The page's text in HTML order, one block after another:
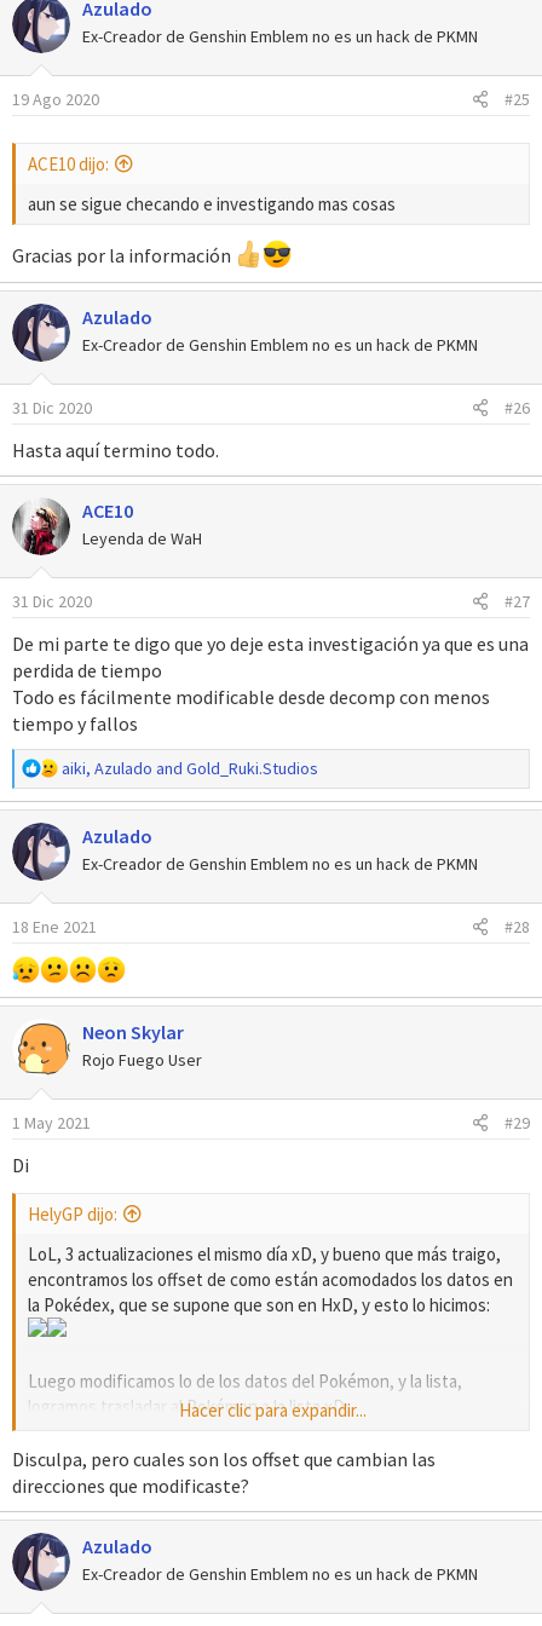
Spoiler:
------------
Spoiler:
Spoiler:Agradecimientos
PD: Esto fue gracias, a que mi amigo
muchos agradecimientos a el.
PD2: cosa que olvidé mencionar, fue que la ultima paleta, solo
cambia el menú cuando ya tienes activada la Pokédex nacional,
pero de lo contrario, anda todo bien, y con la Pokédex Regional
se cambia el color de arriba de la barra, con uno de los colores de
la primera paleta, espero no ser de molestias, aunque
mayormente se usa la Pokédex Nacional, así que bueno, es todo.​
Azulado
Ex-Creador de Genshin Emblem no es un hack de PKMN
19 Ago 2020 #25
ACE10 dijo:
aun se sigue checando e investigando mas cosas
Gracias por la información
Azulado
Ex-Creador de Genshin Emblem no es un hack de PKMN
31 Dic 2020 #26
Hasta aquí termino todo.
ACE10
Leyenda de WaH
31 Dic 2020 #27
De mi parte te digo que yo deje esta investigación ya que es una
perdida de tiempo
Todo es fácilmente modificable desde decomp con menos
tiempo y fallos
R
e
a
c
c
o
n
s
:
aiki, Azulado and Gold_Ruki.Studios
Azulado
Ex-Creador de Genshin Emblem no es un hack de PKMN
18 Ene 2021 #28
Neon Skylar
Rojo Fuego User
1 May 2021 #29
Di
HelyGP dijo:
LoL, 3 actualizaciones el mismo día xD, y bueno que más traigo,
encontramos los offset de como están acomodados los datos en
la Pokédex, que se supone que son en HxD, y esto lo hicimos:
Luego modificamos lo de los datos del Pokémon, y la lista,
logramos trasladar al Pokémon a la lista xD:
claro confirmo que, no está ordenado esto todavía
lo movimos por varios lugares, y le sacamos otro orden a esto:
Ya llevamos mucho en tan solo 2 días, así que esperen un poco
Hacer clic para expandir...
Disculpa, pero cuales son los offset que cambian las
direcciones que modificaste?
Azulado
Ex-Creador de Genshin Emblem no es un hack de PKMN